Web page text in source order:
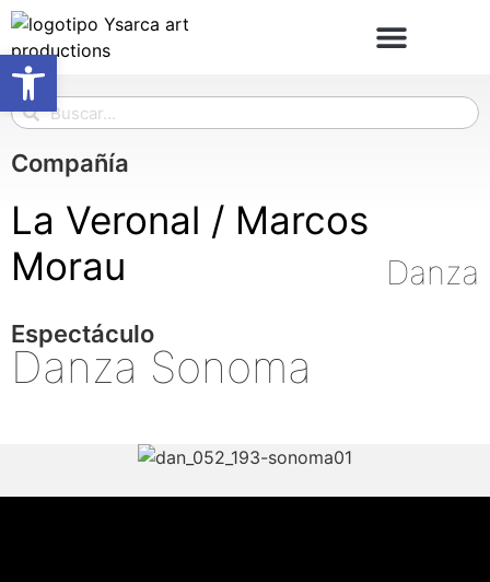
Compañía
La Veronal / Marcos
Morau
Danza
Espectáculo
Danza Sonoma
Abrir barra de herramientas